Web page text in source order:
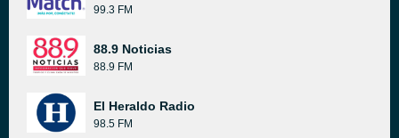
99.3 FM
88.9 Noticias
88.9 FM
El Heraldo Radio
98.5 FM